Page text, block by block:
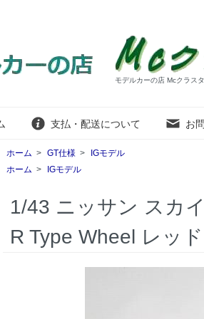
モデルカーの店 Mcクラスタ
支払・配送について お
ホーム > GT仕様 >
IGモデル
ホーム > IGモデル
1/43 ニッサン スカ
R Type Wheel レッド